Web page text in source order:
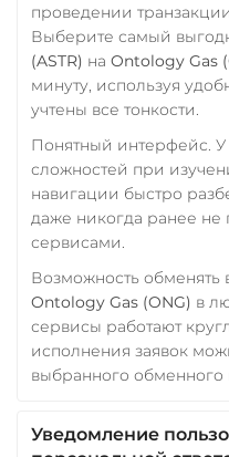
проведении
Выберите самый
(ASTR) на Ontology Gas
минуту, используя
учтены все тонкости.
Понятный интерфейс. У
сложностей при
навигации быстро
даже никогда ранее
сервисами.
Возможность обменять
Ontology Gas (ONG) в
сервисы работают
исполнения заявок
выбранного обменного
Уведомление